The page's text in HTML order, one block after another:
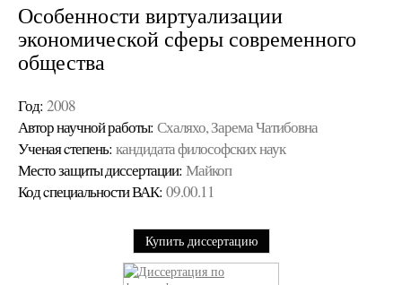
Особенности виртуализации
экономической сферы современного
общества
Год: 2008
Автор научной работы: Схаляхо, Зарема Чатибовна
Ученая cтепень: кандидата философских наук
Место защиты диссертации: Майкоп
Код cпециальности ВАК: 09.00.11
Купить диссертацию